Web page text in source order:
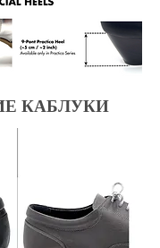
КАБЛУКИ